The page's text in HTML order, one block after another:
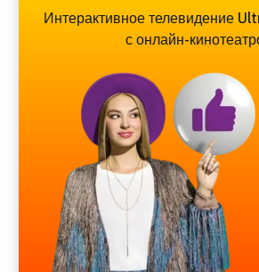
Интерактивное телевидение
с онлайн-